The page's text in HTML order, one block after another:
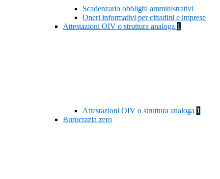
Scadenzario obblighi amministrativi
Oneri informativi per cittadini e imprese
Attestazioni OIV o struttura analoga 1
Attestazioni OIV o struttura analoga 1
Burocrazia zero